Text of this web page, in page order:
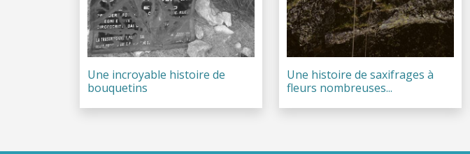
Une incroyable histoire de
bouquetins
Une histoire de saxifrages à
fleurs nombreuses...